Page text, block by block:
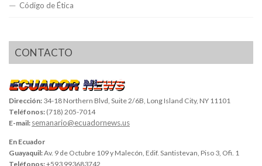
Código de Ética
CONTACTO
Dirección: 34-18 Northern Blvd, Suite 2/6B, Long Island City, NY 11101
Teléfonos: (718) 205-7014
E-mail: semanario@ecuadornews.us
En Ecuador
Guayaquil:Av. 9 de Octubre 109 y Malecón, Edif. Santistevan, Piso 3, Ofi. 1
Teléfonos:+593 993683742